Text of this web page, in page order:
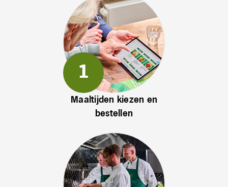
Maaltijden kiezen en
bestellen